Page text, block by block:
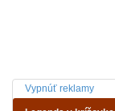
Vypnúť reklamy